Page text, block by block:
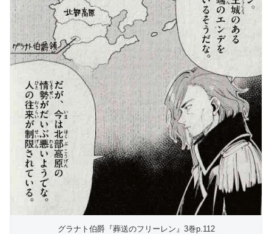
グラナト伯爵『葬送のフリーレン』3巻p.112